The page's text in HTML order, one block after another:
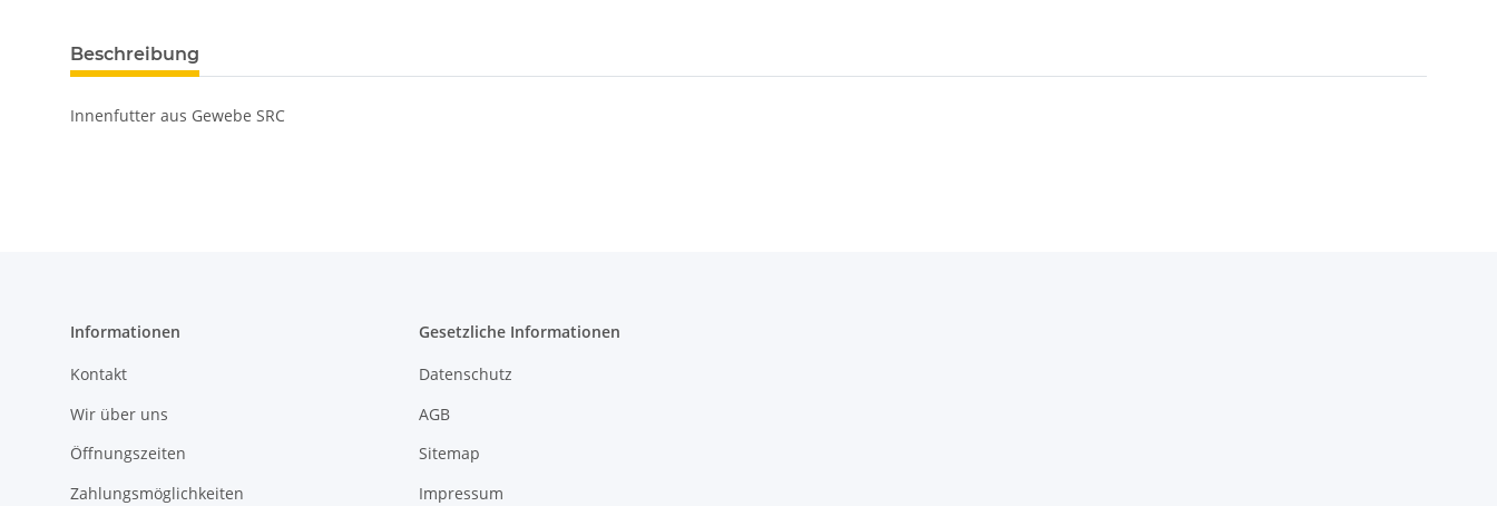
Beschreibung
Innenfutter aus Gewebe SRC
Informationen
Kontakt
Wir über uns
Öffnungszeiten
Zahlungsmöglichkeiten
Gesetzliche Informationen
Datenschutz
AGB
Sitemap
Impressum